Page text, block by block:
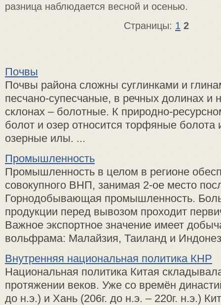
разница наблюдается весной и осенью.
Страницы: 1 2
Почвы
Почвы района сложны суглинками и
песчано-супесчаные, в речных долинах и
склонах – болотные. К природно-
болот и озер относится торфяные болота
озерные илы. ...
Промышленность
Промышленность в целом в регионе
совокупного ВНП, занимая 2-ое место
Горнодобывающая промышленность.
продукции перед вывозом проходит
Важное экспортное значение имеет
вольфрама: Малайзия, Таиланд и
Внутренняя национальная политика КНР
Национальная политика Китая
протяжении веков. Уже со времён
до н.э.) и Хань (206г. до н.э. – 220г. н.э.)